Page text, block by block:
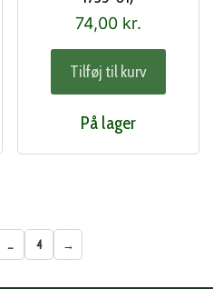
74,00 kr.
Tilføj til kurv
På lager
… 4 →